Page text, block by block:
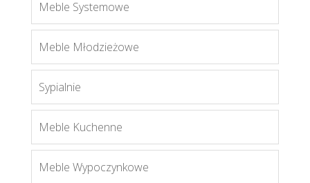
Więcej
Meble Systemowe
Meble Młodzieżowe
Sypialnie
Meble Kuchenne
Meble Wypoczynkowe